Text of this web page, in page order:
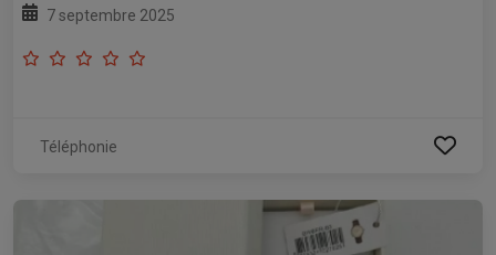
7 septembre 2025
Téléphonie